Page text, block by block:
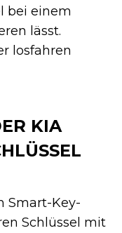
bei einem
lässt.
losfahren
KIA
Smart-Key-
Schlüssel mit